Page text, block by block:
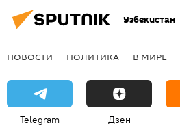
Узбекистан
НОВОСТИ ПОЛИТИКА В МИРЕ
Telegram Дзен